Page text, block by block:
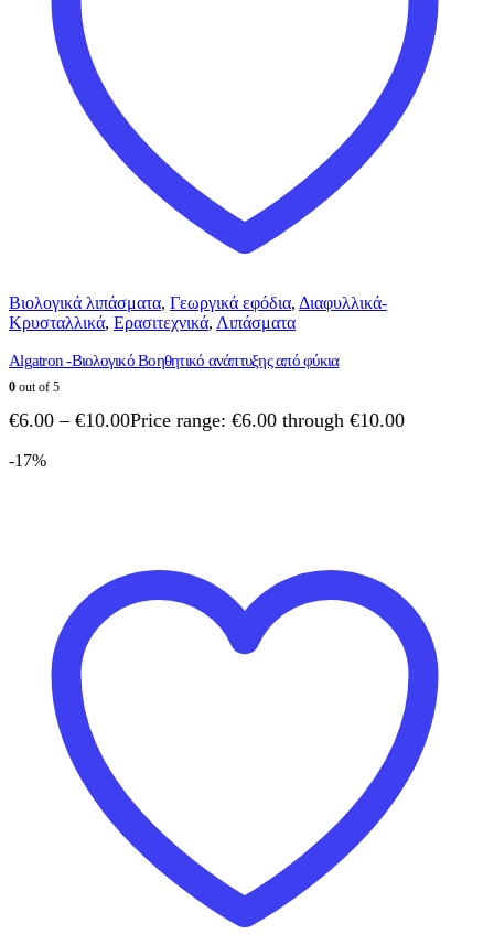
Βιολογικά λιπάσματα, Γεωργικά εφόδια, Διαφυλλικά-
Κρυσταλλικά, Ερασιτεχνικά, Λιπάσματα
Algatron -Βιολογικό Βοηθητικό ανάπτυξης από φύκια
0 out of 5
€6.00 – €10.00Price range: €6.00 through €10.00
-17%